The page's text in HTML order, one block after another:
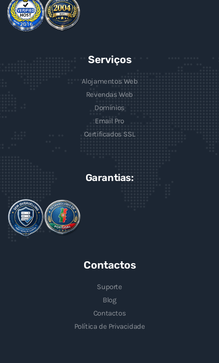
Serviços
Alojamentos Web
Revendas Web
Domínios
Email Pro
Certificados SSL
Garantias:
Contactos
Suporte
Blog
Contactos
Política de Privacidade